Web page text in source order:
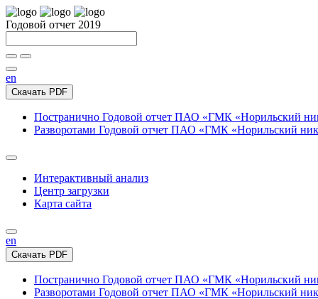
Годовой отчет 2019
en
Скачать PDF
Постранично Годовой отчет ПАО «ГМК «Норильский
Разворотами Годовой отчет ПАО «ГМК «Норильский
Интерактивный анализ
Центр загрузки
Карта сайта
en
Скачать PDF
Постранично Годовой отчет ПАО «ГМК «Норильский
Разворотами Годовой отчет ПАО «ГМК «Норильский